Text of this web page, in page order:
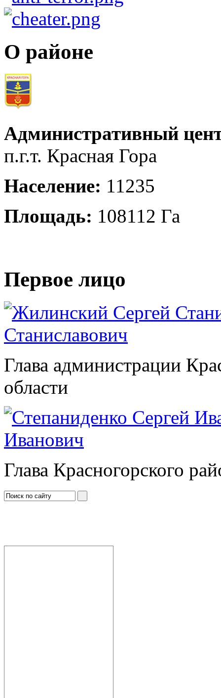
О районе
Административный
п.г.т. Красная Гора
Население: 11235
Площадь: 108112 Га
Первое лицо
Станиславович
Глава администрации
области
Иванович
Глава Красногорского